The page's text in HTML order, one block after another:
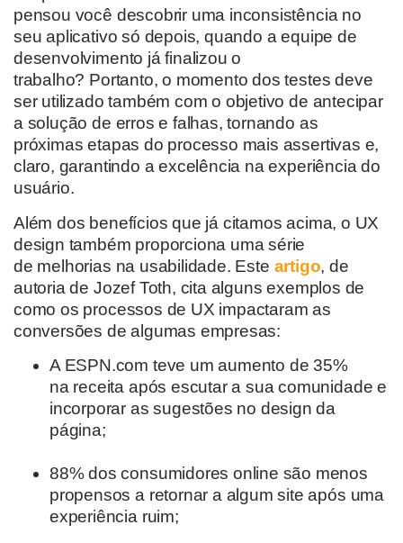
pensou você descobrir uma inconsistência no
seu aplicativo só depois, quando a equipe de
desenvolvimento já finalizou o
trabalho? Portanto, o momento dos testes deve
ser utilizado também com o objetivo de antecipar
a solução de erros e falhas, tornando as
próximas etapas do processo mais assertivas e,
claro, garantindo a excelência na experiência do
usuário.
Alémdos benefícios que já citamos acima, o UX
design também proporciona uma série
de melhorias na usabilidade. Este artigo, de
autoria de JozefToth, cita alguns exemplos de
como os processos de UX impactaram as
conversões de algumas empresas:
A ESPN.com teve um aumento de 35%
na receita após escutar a sua comunidade e
incorporar as sugestões no design da
página;
88% dos consumidores online são menos
propensos a retornar a algum site após uma
experiência ruim;